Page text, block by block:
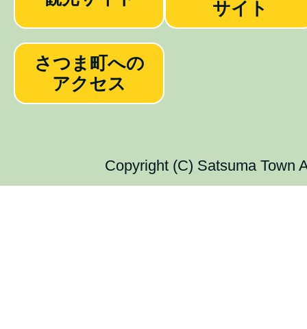
サイト
さつま町への
アクセス
Copyright (C) Satsuma Town